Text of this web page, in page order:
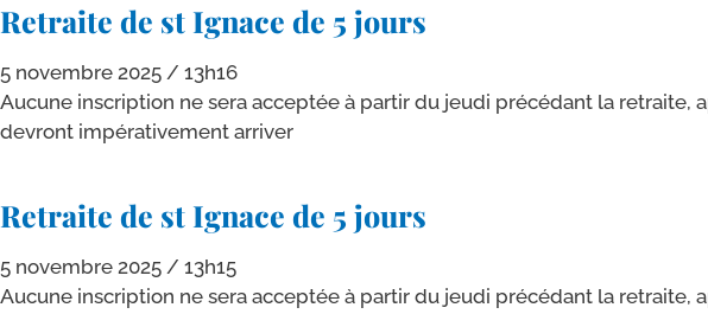
Retraite de st Ignace de 5 jours
5 novembre 2025
13h16
Aucune ins­crip­tion ne sera accep­tée à par­tir du jeu­di pré­cé­dant la retraite,
devront impé­ra­ti­ve­ment arriver
Retraite de st Ignace de 5 jours
5 novembre 2025
13h15
Aucune ins­crip­tion ne sera accep­tée à par­tir du jeu­di pré­cé­dant la retraite,